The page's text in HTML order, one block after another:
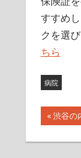
すすめ
クを選
ちら
病院
投
前
記
渋谷の